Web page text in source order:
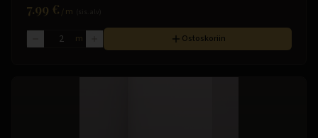
7.99 € /m
m Ostoskoriin